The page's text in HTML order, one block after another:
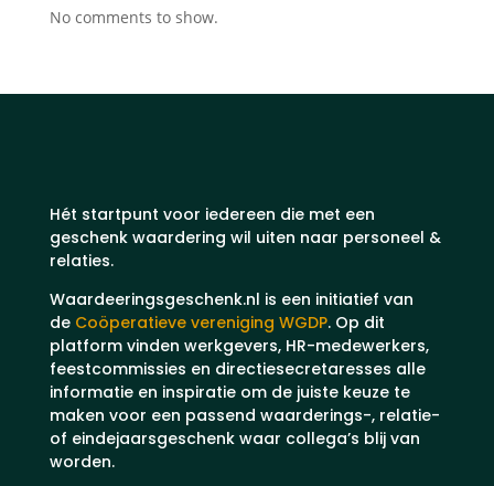
No comments to show.
Hét startpunt voor iedereen die met een
geschenk waardering wil uiten naar personeel &
relaties.
Waardeeringsgeschenk.nl is een initiatief van
de Coöperatieve vereniging WGDP. Op dit
platform vinden werkgevers, HR-medewerkers,
feestcommissies en directiesecretaresses alle
informatie en inspiratie om de juiste keuze te
maken voor een passend waarderings-, relatie-
of eindejaarsgeschenk waar collega’s blij van
worden.